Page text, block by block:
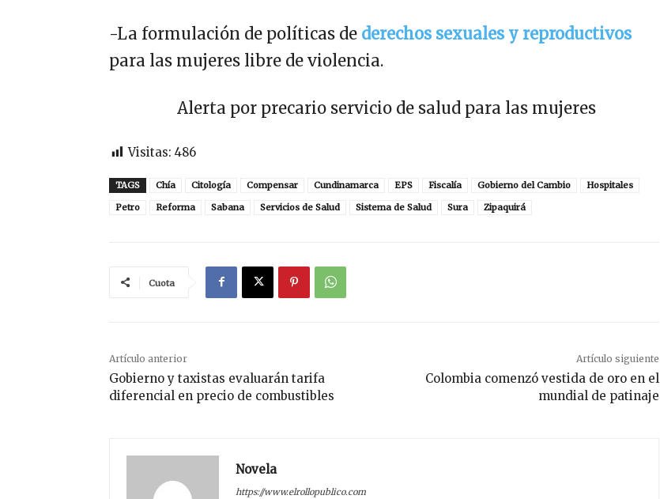
-La formulación de políticas de derechos sexuales y reproductivos
para las mujeres libre de violencia.
Alerta por precario servicio de salud para las mujeres
Visitas: 486
TAGS Chía Citología Compensar Cundinamarca EPS Fiscalía Gobierno del Cambio
Hospitales
Petro
Reforma Sabana Servicios de Salud Sistema de Salud Sura Zipaquirá
Cuota
Artículo anterior
Gobierno y taxistas evaluarán tarifa
diferencial en precio de combustibles
Artículo siguiente
Colombia comenzó vestida de oro en el
mundial de patinaje
Novela
https://www.elrollopublico.com